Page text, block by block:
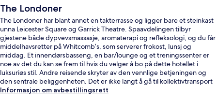
The Londoner
The Londoner har blant annet en takterrasse og ligger bare et steinkast
unna Leicester Square og Garrick Theatre. Spaavdelingen tilbyr
gjestene både dypvevsmassasje, aromaterapi og refleksologi, og du får
middelhavsretter på Whitcomb’s, som serverer frokost, lunsj og
middag. Et innendørsbasseng, en bar/lounge og et treningssenter er
noe av det du kan se frem til hvis du velger å bo på dette hotellet i
luksuriøs stil. Andre reisende skryter av den vennlige betjeningen og
den sentrale beliggenheten. Det er ikke langt å gå til kollektivtransport
fra overnattingsstedet: Det tar 4 minutter å gå til Piccadilly Circus
Informasjon om avbestillingsrett